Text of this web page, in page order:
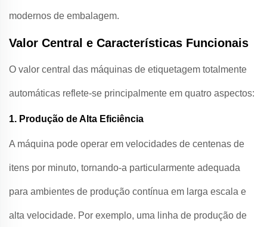
modernos de embalagem.
Valor Central e Características Funcionais
O valor central das máquinas de etiquetagem totalmente
automáticas reflete-se principalmente em quatro aspectos:
1. Produção de Alta Eficiência
A máquina pode operar em velocidades de centenas de
itens por minuto, tornando-a particularmente adequada
para ambientes de produção contínua em larga escala e
alta velocidade. Por exemplo, uma linha de produção de